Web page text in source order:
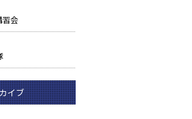
習会
イブ